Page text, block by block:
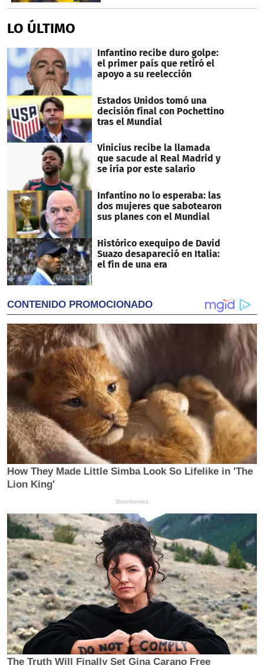
LO ÚLTIMO
Infantino recibe duro golpe:
el primer país que retiró el
apoyo a su reelección
Estados Unidos tomó una
decisión final con Pochettino
tras el Mundial
Vinicius recibe la llamada
que sacude al Real Madrid y
se iría por este salario
Infantino no lo esperaba: las
dos mujeres que sabotearon
sus planes con el Mundial
Histórico exequipo de David
Suazo desapareció en Italia:
el fin de una era